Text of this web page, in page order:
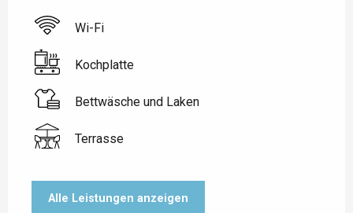
Wi-Fi
Kochplatte
Bettwäsche und Laken
Terrasse
Alle Leistungen anzeigen